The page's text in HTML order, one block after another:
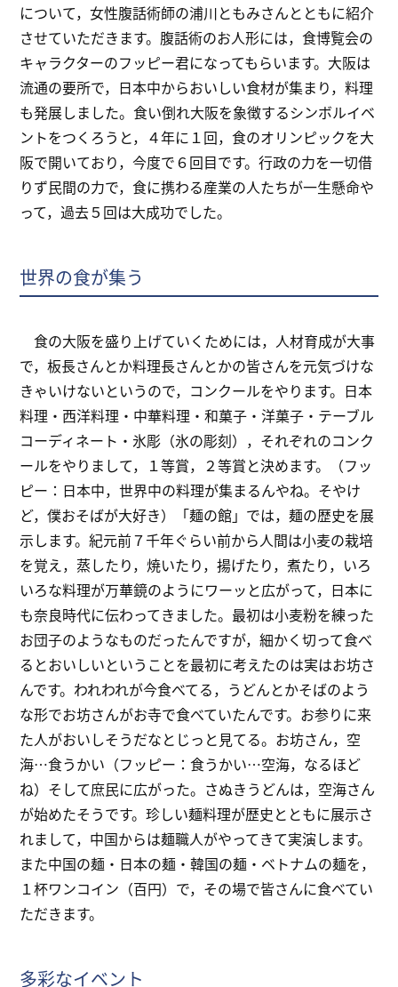
について，女性腹話術師の浦川ともみさんとともに紹介
させていただきます。腹話術のお人形には，食博覧会の
キャラクターのフッピー君になってもらいます。大阪は
流通の要所で，日本中からおいしい食材が集まり，料理
も発展しました。食い倒れ大阪を象徴するシンボルイベ
ントをつくろうと，４年に１回，食のオリンピックを大
阪で開いており，今度で６回目です。行政の力を一切借
りず民間の力で，食に携わる産業の人たちが一生懸命や
って，過去５回は大成功でした。
世界の食が集う
食の大阪を盛り上げていくためには，人材育成が大事
で，板長さんとか料理長さんとかの皆さんを元気づけな
きゃいけないというので，コンクールをやります。日本
料理・西洋料理・中華料理・和菓子・洋菓子・テーブル
コーディネート・氷彫（氷の彫刻），それぞれのコンク
ールをやりまして，１等賞，２等賞と決めます。（フッ
ピー：日本中，世界中の料理が集まるんやね。そやけ
ど，僕おそばが大好き）「麺の館」では，麺の歴史を展
示します。紀元前７千年ぐらい前から人間は小麦の栽培
を覚え，蒸したり，焼いたり，揚げたり，煮たり，いろ
いろな料理が万華鏡のようにワーッと広がって，日本に
も奈良時代に伝わってきました。最初は小麦粉を練った
お団子のようなものだったんですが，細かく切って食べ
るとおいしいということを最初に考えたのは実はお坊さ
んです。われわれが今食べてる，うどんとかそばのよう
な形でお坊さんがお寺で食べていたんです。お参りに来
た人がおいしそうだなとじっと見てる。お坊さん，空
海…食うかい（フッピー：食うかい…空海，なるほど
ね）そして庶民に広がった。さぬきうどんは，空海さん
が始めたそうです。珍しい麺料理が歴史とともに展示さ
れまして，中国からは麺職人がやってきて実演します。
また中国の麺・日本の麺・韓国の麺・ベトナムの麺を，
１杯ワンコイン（百円）で，その場で皆さんに食べてい
ただきます。
多彩なイベント